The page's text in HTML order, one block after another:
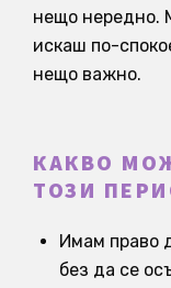
нещо нередно.
искаш по-
нещо важно.
КАКВО
ТОЗИ
Имам право
без да се